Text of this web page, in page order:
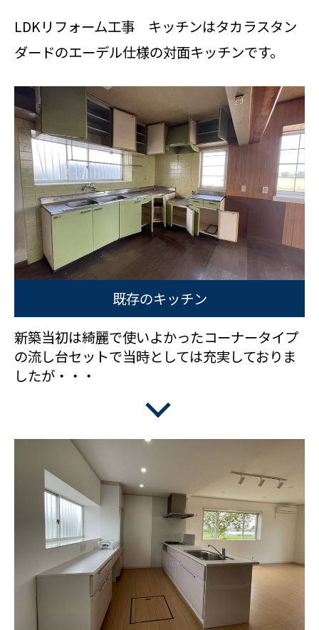
LDKリフォーム工事 キッチンはタカラスタン
ダードのエーデル仕様の対面キッチンです。
既存のキッチン
新築当初は綺麗で使いよかったコーナータイプ
の流し台セットで当時としては充実しておりま
したが・・・